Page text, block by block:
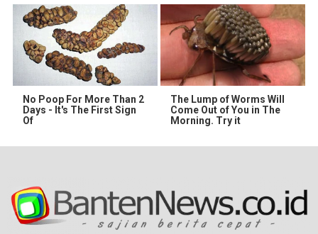
No Poop For More Than 2
Days - It's The First Sign
Of
The Lump of Worms Will
Come Out of You in The
Morning. Try it